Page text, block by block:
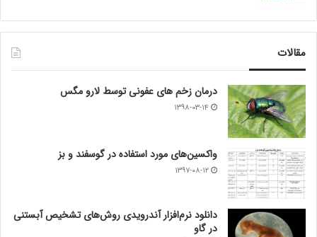
مقالات
درمان زخم های عفونی توسط لارو مگس
۱۳۹۸-۰۳-۱۴
واکسین‌های مورد استفاده در گوسفند و بز
۱۳۹۷-۰۸-۱۲
دانلود نرم‌افزار آندرویدی روش‌های تشخیص آبستنی
در گاو